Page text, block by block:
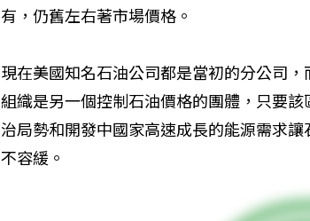
有，仍舊左右著市場價格。
現在美國知名石油公司都是當初的分公司
組織是另一個控制石油價格的團體，只要
治局勢和開發中國家高速成長的能源需求
不容緩。